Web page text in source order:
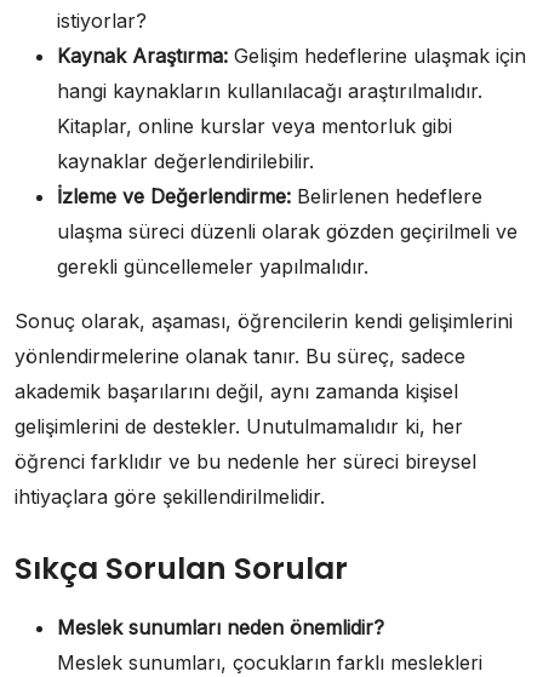
istiyorlar?
Kaynak Araştırma: Gelişim hedeflerine ulaşmak için
hangi kaynakların kullanılacağı araştırılmalıdır.
Kitaplar, online kurslar veya mentorluk gibi
kaynaklar değerlendirilebilir.
İzleme ve Değerlendirme: Belirlenen hedeflere
ulaşma süreci düzenli olarak gözden geçirilmeli ve
gerekli güncellemeler yapılmalıdır.
Sonuç olarak, aşaması, öğrencilerin kendi gelişimlerini
yönlendirmelerine olanak tanır. Bu süreç, sadece
akademik başarılarını değil, aynı zamanda kişisel
gelişimlerini de destekler. Unutulmamalıdır ki, her
öğrenci farklıdır ve bu nedenle her süreci bireysel
ihtiyaçlara göre şekillendirilmelidir.
Sıkça Sorulan Sorular
Meslek sunumları neden önemlidir?
Meslek sunumları, çocukların farklı meslekleri